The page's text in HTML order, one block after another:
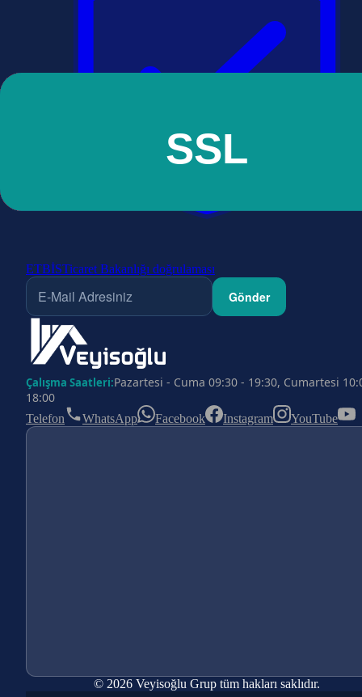
ETBİSTicaret Bakanlığı doğrulaması
Gönder
Çalışma Saatleri:Pazartesi - Cuma 09:30 - 19:30, Cumartesi
18:00
Telefon WhatsApp Facebook Instagram YouTube
© 2026 Veyisoğlu Grup tüm hakları saklıdır.